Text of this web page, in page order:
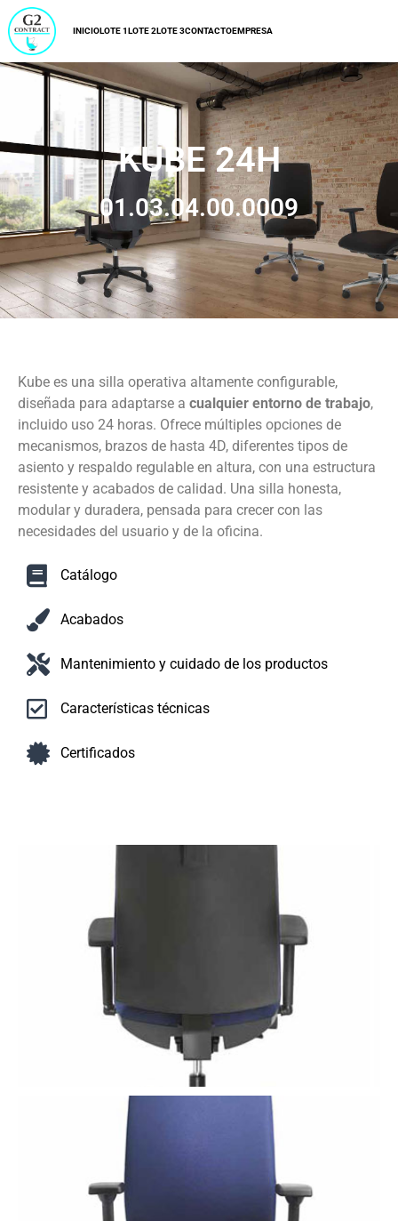
INICIOLOTE 1 LOTE 2LOTE 3CONTACTOEMPRESA
KUBE 24H
01.03.04.00.0009
Kube es una silla operativa altamente configurable,
diseñada para adaptarse a cualquier entorno de trabajo,
incluido uso 24 horas. Ofrece múltiples opciones de
mecanismos, brazos de hasta 4D, diferentes tipos de
asiento y respaldo regulable en altura, con una estructura
resistente y acabados de calidad. Una silla honesta,
modular y duradera, pensada para crecer con las
necesidades del usuario y de la oficina.
Catálogo
Acabados
Mantenimiento y cuidado de los productos
Características técnicas
Certificados